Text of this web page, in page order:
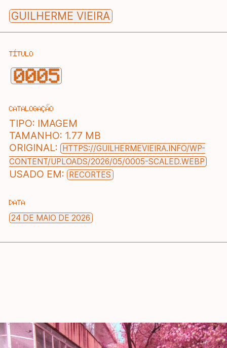
Skip
GUILHERME VIEIRA
TÍTULO
0005
CATALOGAÇÃO
TIPO: IMAGEM
TAMANHO: 1.77 MB
ORIGINAL: HTTPS://GUILHERMEVIEIRA.INFO/WP-
CONTENT/UPLOADS/2026/05/0005-SCALED.WEBP
USADO EM: RECORTES
DATA
24 DE MAIO DE 2026